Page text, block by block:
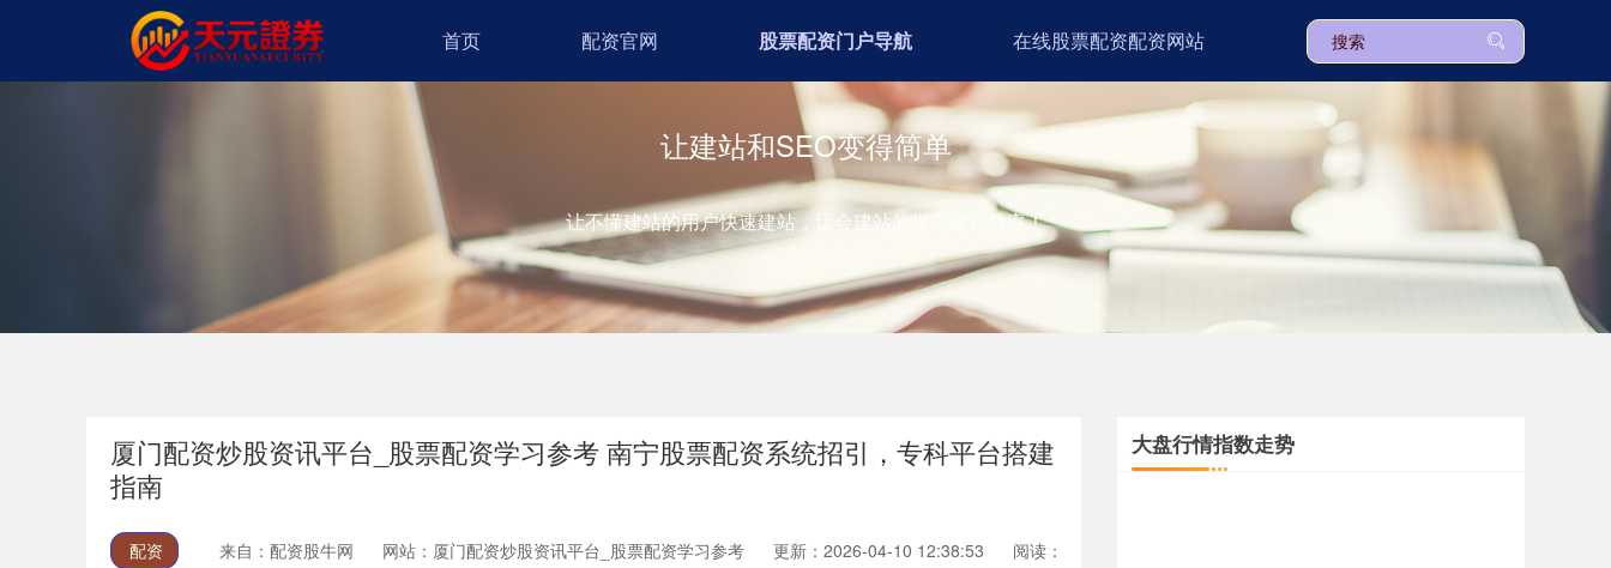
首页 配资官网 股票配资门户导航 在线股票配资配资网站
让建站和SEO变得简单
让不懂建站的用户快速建站，让会建站的提高建站效率！
厦门配资炒股资讯平台_股票配资学习参考 南宁股票配资系统招引，专科平台搭建
指南
配资 来自：配资股牛网 网站：厦门配资炒股资讯平台_股票配资学习参考 更新：2026-04-10 12:38:53
阅读：
大盘行情指数走势